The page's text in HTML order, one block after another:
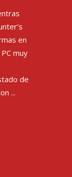
en
muy
de